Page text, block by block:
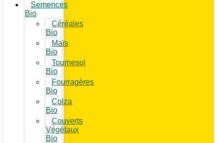
Semences
Bio
Céréales
Bio
Maïs
Bio
Tournesol
Bio
Fourragères
Bio
Colza
Bio
Couverts
Végétaux
Bio